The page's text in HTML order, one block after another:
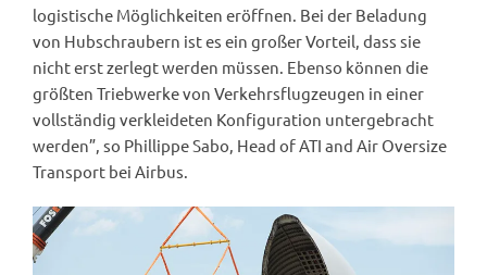
logistische Möglichkeiten eröffnen. Bei der Beladung
von Hubschraubern ist es ein großer Vorteil, dass sie
nicht erst zerlegt werden müssen. Ebenso können die
größten Triebwerke von Verkehrsflugzeugen in einer
vollständig verkleideten Konfiguration untergebracht
werden”, so Phillippe Sabo, Head of ATI and Air Oversize
Transport bei Airbus.